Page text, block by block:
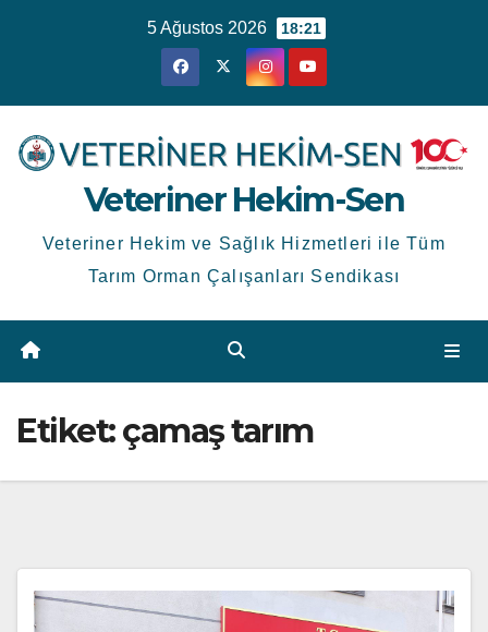
5 Ağustos 2026 18:21
Veteriner Hekim-Sen
Veteriner Hekim ve Sağlık Hizmetleri ile Tüm
Tarım Orman Çalışanları Sendikası
Etiket:çamaş tarım